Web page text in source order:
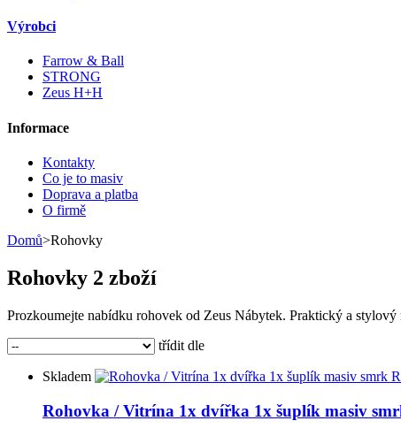
Výrobci
Farrow & Ball
STRONG
Zeus H+H
Informace
Kontakty
Co je to masiv
Doprava a platba
O firmě
Domů>Rohovky
Rohovky 2 zboží
Prozkoumejte nabídku rohovek od Zeus Nábytek. Praktický a
třídit dle
Skladem
Rohovka / Vitrína 1x dvířka 1x šuplík masiv